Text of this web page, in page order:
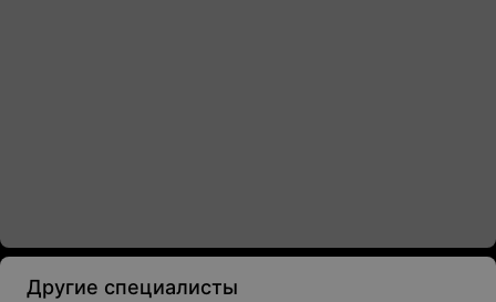
Другие специалисты